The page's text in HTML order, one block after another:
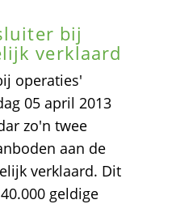
bij
verklaard
operaties'
05 april 2013
zo'n twee
aan de
verklaard. Dit
geldige